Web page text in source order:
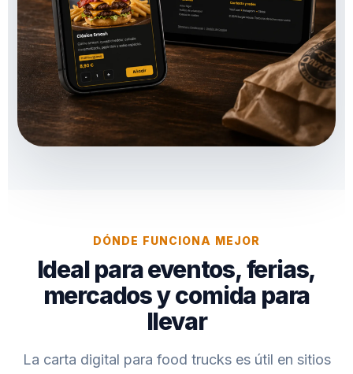
DÓNDE FUNCIONA MEJOR
Ideal para eventos, ferias,
mercados y comida para
llevar
La carta digital para food trucks es útil en sitios